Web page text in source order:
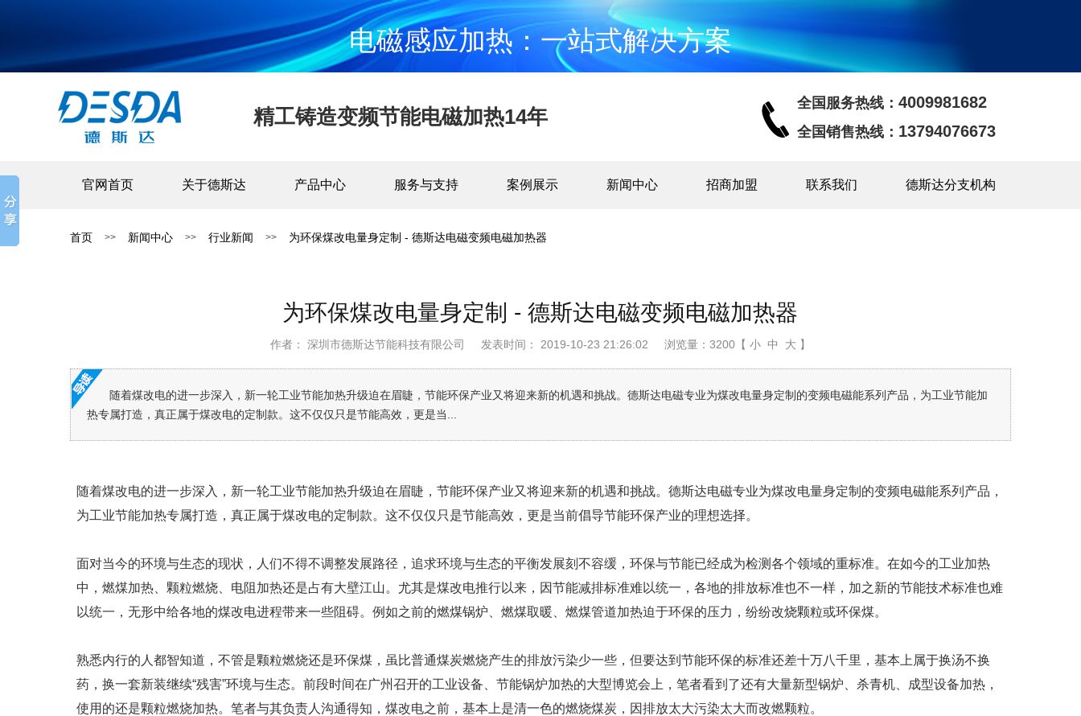
电磁感应加热：一站式解决方案
精工铸造变频节能电磁加热14年
全国服务热线： 4009981682
全国销售热线： 13794076673
官网首页 关于德斯达 产品中心 服务与支持 案例展示 新闻中心 招商加盟 联系我们 德斯达分支机构
首页 >> 新闻中心 >> 行业新闻 >> 为环保煤改电量身定制 - 德斯达电磁变频电磁加热器
为环保煤改电量身定制 - 德斯达电磁变频电磁加热器
作者： 深圳市德斯达节能科技有限公司 发表时间： 2019-10-23 21:26:02 浏览量：3200【 小 中 大 】
随着煤改电的进一步深入，新一轮工业节能加热升级迫在眉睫，节能环保产业又将迎来新的机遇和挑战。德斯达电磁专业为煤改电量身定制的变频电磁能系列产品，为工业节能加
热专属打造，真正属于煤改电的定制款。这不仅仅只是节能高效，更是当...
随着煤改电的进一步深入，新一轮工业节能加热升级迫在眉睫，节能环保产业又将迎来新的机遇和挑战。德斯达电磁专业为煤改电量身定制的变频电磁能系列产品，
为工业节能加热专属打造，真正属于煤改电的定制款。这不仅仅只是节能高效，更是当前倡导节能环保产业的理想选择。
面对当今的环境与生态的现状，人们不得不调整发展路径，追求环境与生态的平衡发展刻不容缓，环保与节能已经成为检测各个领域的重标准。在如今的工业加热
中，燃煤加热、颗粒燃烧、电阻加热还是占有大壁江山。尤其是煤改电推行以来，因节能减排标准难以统一，各地的排放标准也不一样，加之新的节能技术标准也难
以统一，无形中给各地的煤改电进程带来一些阻碍。例如之前的燃煤锅炉、燃煤取暖、燃煤管道加热迫于环保的压力，纷纷改烧颗粒或环保煤。
熟悉内行的人都智知道，不管是颗粒燃烧还是环保煤，虽比普通煤炭燃烧产生的排放污染少一些，但要达到节能环保的标准还差十万八千里，基本上属于换汤不换
药，换一套新装继续“残害”环境与生态。前段时间在广州召开的工业设备、节能锅炉加热的大型博览会上，笔者看到了还有大量新型锅炉、杀青机、成型设备加热，
使用的还是颗粒燃烧加热。笔者与其负责人沟通得知，煤改电之前，基本上是清一色的燃烧煤炭，因排放太大污染太大而改燃颗粒。